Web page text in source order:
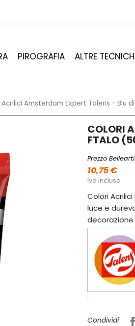
PIROGRAFIA ALTRE
Acrilici Amsterdam Expert Talens - Blu
COLORI
FTALO
Prezzo
10,75 €
Iva inclusa
Colori
luce e
Condividi